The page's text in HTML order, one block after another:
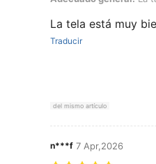
La tela está muy
Traducir
del mismo artículo
n***f 7 Apr,2026